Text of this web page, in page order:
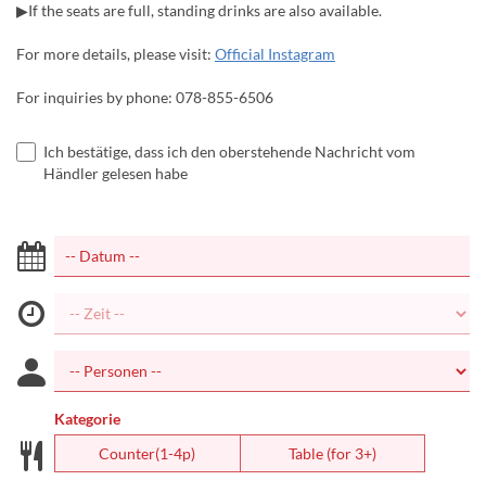
▶If the seats are full, standing drinks are also available.
For more details, please visit: Official Instagram
For inquiries by phone: 078-855-6506
Ich bestätige, dass ich den oberstehende Nachricht vom
Händler gelesen habe
Kategorie
Counter(1-4p)
Table (for 3+)